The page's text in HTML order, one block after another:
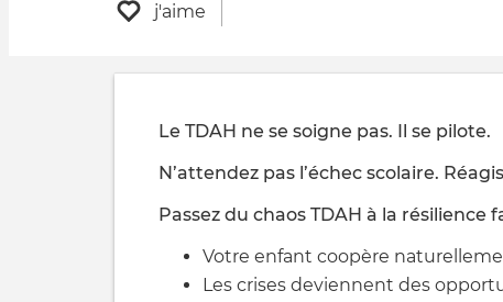
j'aime
Le TDAH ne se soigne pas. Il se pilote.
N’attendez pas l’échec scolaire.
Passez du chaos TDAH à la résilience
Votre enfant coopère
Les crises deviennent des